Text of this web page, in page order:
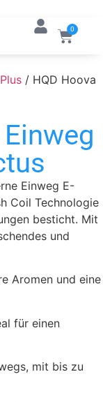
0
/ HQD Hoova
Einweg E-
Coil Technologie
besticht. Mit
und
Aromen und eine
für einen
mit bis zu